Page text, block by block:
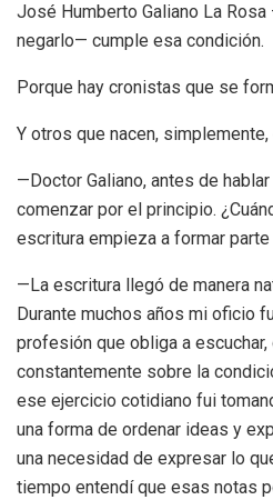
José Humberto Galiano La
negarlo— cumple esa condición.
Porque hay cronistas que se
Y otros que nacen, simplemente,
—Doctor Galiano, antes de
comenzar por el principio.
escritura empieza a formar
—La escritura llegó de manera
Durante muchos años mi oficio
profesión que obliga a
constantemente sobre la
ese ejercicio cotidiano fui
una forma de ordenar ideas y
una necesidad de expresar lo
tiempo entendí que esas notas